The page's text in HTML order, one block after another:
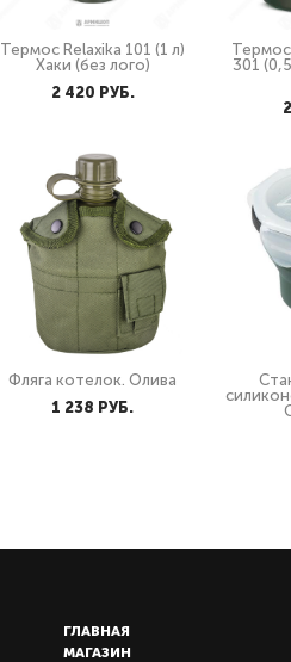
Термос Relaxika 101 (1 л)
Хаки (без лого)
2 420 PУБ.
Термос
301
Фляга котелок. Олива
1 238 PУБ.
ГЛАВНАЯ
МАГАЗИН